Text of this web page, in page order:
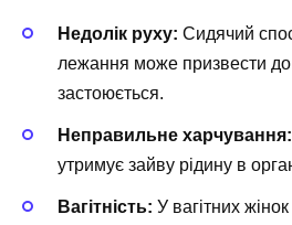
Недолік руху: Сидячий
лежання може призвести
застоюється.
Неправильне харчування:
утримує зайву рідину в
Вагітність: У вагітних